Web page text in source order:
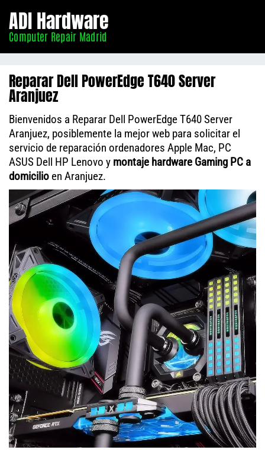
Madrid
ADI Hardware
Computer Repair Madrid
Reparar Dell PowerEdge T640 Server
Aranjuez
Bienvenidos a Reparar Dell PowerEdge T640 Server
Aranjuez, posiblemente la mejor web para solicitar el
servicio de reparación ordenadores Apple Mac, PC
ASUS Dell HP Lenovo y montaje hardware Gaming PC a
domicilio en Aranjuez.